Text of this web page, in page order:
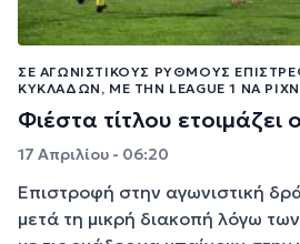
ΣΕ ΑΓΩΝΙΣΤΙΚΟΎΣ ΡΥΘΜΟΎΣ
ΚΥΚΛΆΔΩΝ, ΜΕ ΤΗΝ LEAGUE 1 ΝΑ
Φιέστα τίτλου
17 Απριλίου - 06:20
Επιστροφή στην αγωνιστική
μετά τη μικρή διακοπή λόγω